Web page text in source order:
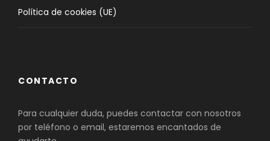
Política de cookies (UE)
CONTACTO
Para cualquier duda, puedes contactar con nosotros
por teléfono o email, estaremos encantados de